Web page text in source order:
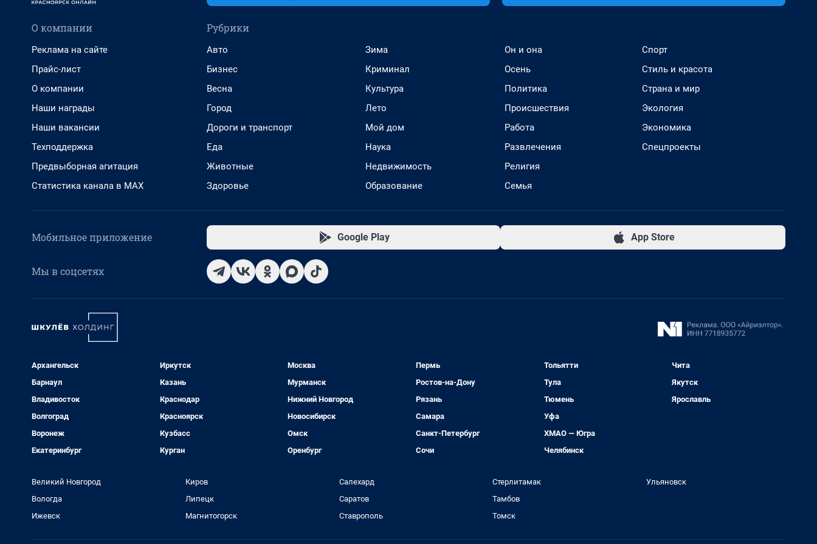
О компании
Реклама на сайте
Прайс-лист
О компании
Наши награды
Наши вакансии
Техподдержка
Предвыборная агитация
Статистика канала в MAX
Рубрики
Авто
Бизнес
Весна
Город
Дороги и транспорт
Еда
Животные
Здоровье
Зима
Криминал
Культура
Лето
Мой дом
Наука
Недвижимость
Образование
Он и она
Осень
Политика
Происшествия
Работа
Развлечения
Религия
Семья
Спорт
Стиль и красота
Страна и мир
Экология
Экономика
Спецпроекты
Мобильное приложение Google Play App Store
Мы в соцсетях
Архангельск
Барнаул
Владивосток
Волгоград
Воронеж
Екатеринбург
Иркутск
Казань
Краснодар
Красноярск
Кузбасс
Курган
Москва
Мурманск
Нижний Новгород
Новосибирск
Омск
Оренбург
Пермь
Ростов-на-Дону
Рязань
Самара
Санкт-Петербург
Сочи
Тольятти
Тула
Тюмень
Уфа
ХМАО — Югра
Челябинск
Чита
Якутск
Ярославль
Великий Новгород
Вологда
Ижевск
Киров
Липецк
Магнитогорск
Салехард
Саратов
Ставрополь
Стерлитамак
Тамбов
Томск
Ульяновск